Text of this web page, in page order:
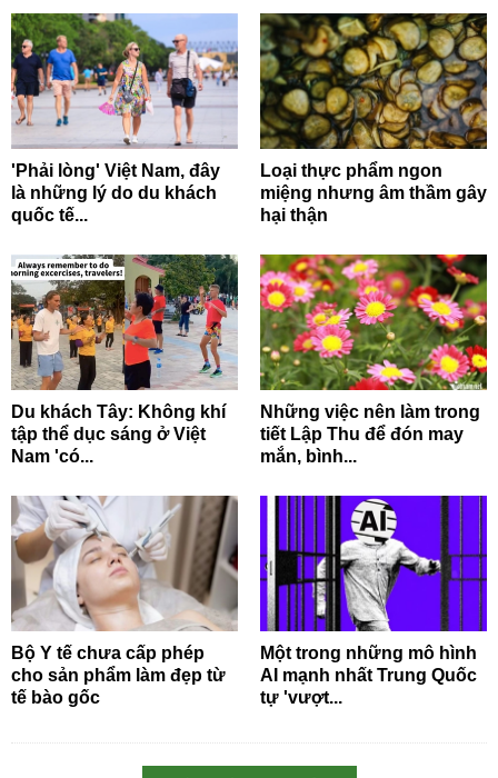
'Phải lòng' Việt Nam, đây
là những lý do du khách
quốc tế...
Loại thực phẩm ngon
miệng nhưng âm thầm gây
hại thận
Du khách Tây: Không khí
tập thể dục sáng ở Việt
Nam 'có...
Những việc nên làm trong
tiết Lập Thu để đón may
mắn, bình...
Bộ Y tế chưa cấp phép
cho sản phẩm làm đẹp từ
tế bào gốc
Một trong những mô hình
AI mạnh nhất Trung Quốc
tự 'vượt...